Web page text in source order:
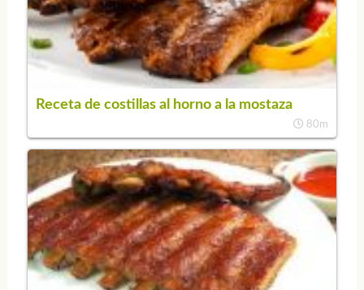
Receta de costillas al horno a la mostaza
80m